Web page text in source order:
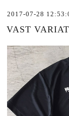
2017-07-28
VAST